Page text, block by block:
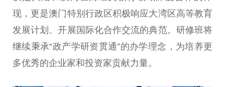
现，更是澳门 特别行政区积极响应大湾区高等教育
发展计划、开展国际化合作交流的典范。研修班将
继续秉承“政产学研资贯通”的办学理念，为培养更
多优秀的企业家和投资家贡献力量。